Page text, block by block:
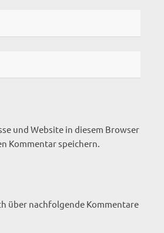
und Website in diesem Browser
Kommentar speichern.
über nachfolgende Kommentare